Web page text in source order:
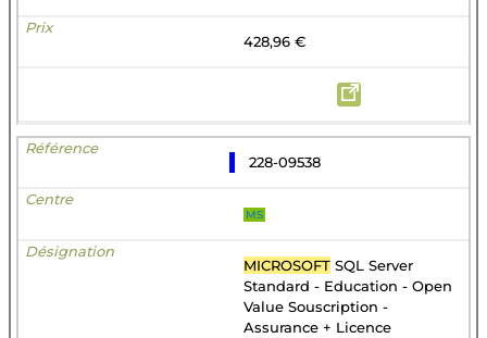
428,96 €
228-09538
MS
MICROSOFT SQL Server
Standard - Education - Open
Value Souscription -
Assurance + Licence